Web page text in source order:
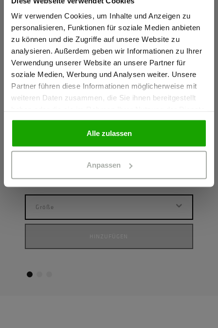
Wir verwenden Cookies, um Inhalte und Anzeigen zu
personalisieren, Funktionen für soziale Medien anbieten
zu können und die Zugriffe auf unsere Website zu
analysieren. Außerdem geben wir Informationen zu Ihrer
Verwendung unserer Website an unsere Partner für
soziale Medien, Werbung und Analysen weiter. Unsere
Partner führen diese Informationen möglicherweise mit
weiteren Daten zusammen, die Sie ihnen bereitgestellt
gesammelt haben.
Alle zulassen
Anpassen
Made for work Hoody Unisex
83,24 €
Größe
HINZUFÜGEN
Sind Sie
Gewerbetreibender?
Ich bestätige, dass ich Gewerbetreibender bin. Alle
Preise werden netto ausgewiesen.